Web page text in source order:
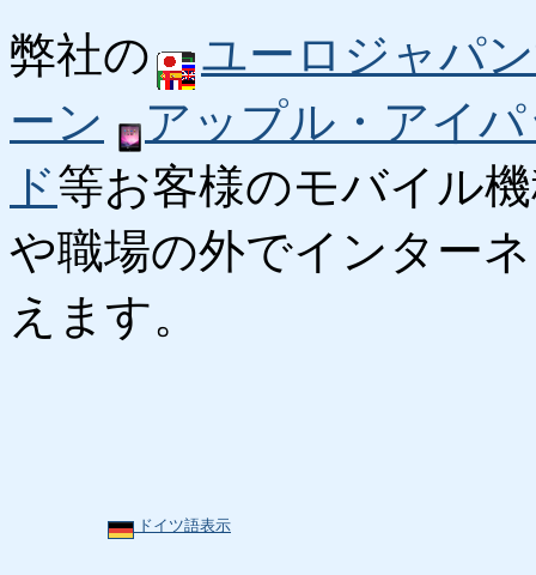
弊社の
ユーロジャパ
ーン
アップル・アイ
ド等お客様のモバイル
や職場の外でインター
えます。
ドイツ語表示